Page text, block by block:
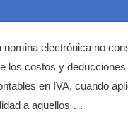
electrónica no
los costos y
en IVA, cuando
a aquellos …